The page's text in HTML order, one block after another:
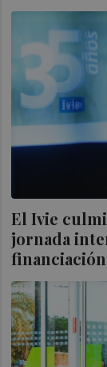
El Ivie
jornada